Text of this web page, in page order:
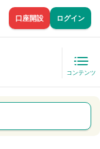
口座開設 ログイン
コンテンツ